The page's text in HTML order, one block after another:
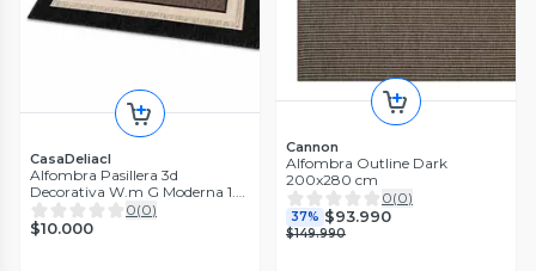
CasaDeliacl
Alfombra Pasillera 3d
Decorativa W.m G Moderna 1.8
M 60 M Café
0(0)
$10.000
Cannon
Alfombra Outline Dark
200x280 cm
0(0)
37% $93.990
$149.990